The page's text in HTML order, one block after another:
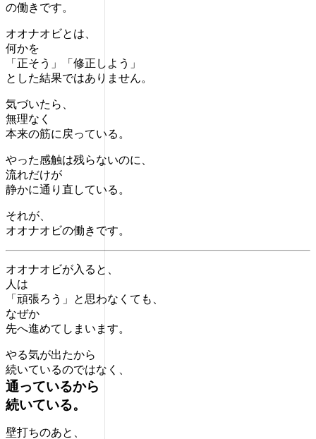
の働きです。
オオナオビとは、
何かを
「正そう」「修正しよう」
とした結果ではありません。
気づいたら、
無理なく
本来の筋に戻っている。
やった感触は残らないのに、
流れだけが
静かに通り直している。
それが、
オオナオビの働きです。
オオナオビが入ると、
人は
「頑張ろう」と思わなくても、
なぜか
先へ進めてしまいます。
やる気が出たから
続いているのではなく、
通っているから
続いている。
壁打ちのあと、